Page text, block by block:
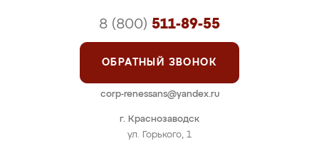
г. Краснозаводск
ул. Горького, 1
8 (800) 511-89-55
ОБРАТНЫЙ ЗВОНОК
corp-renessans@yandex.ru